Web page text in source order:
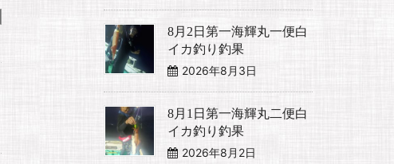
8月2日第一海輝丸一便白
イカ釣り釣果
2026年8月3日
8月1日第一海輝丸二便白
イカ釣り釣果
2026年8月2日